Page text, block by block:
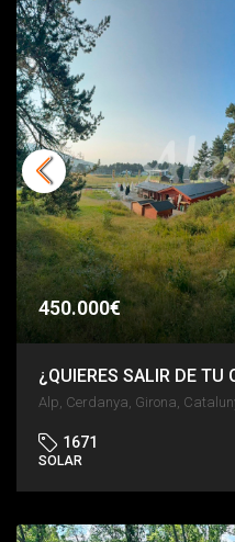
450.000€
¿QUIERES SALIR DE TU
Alp, Cerdanya, Girona,
1671
SOLAR